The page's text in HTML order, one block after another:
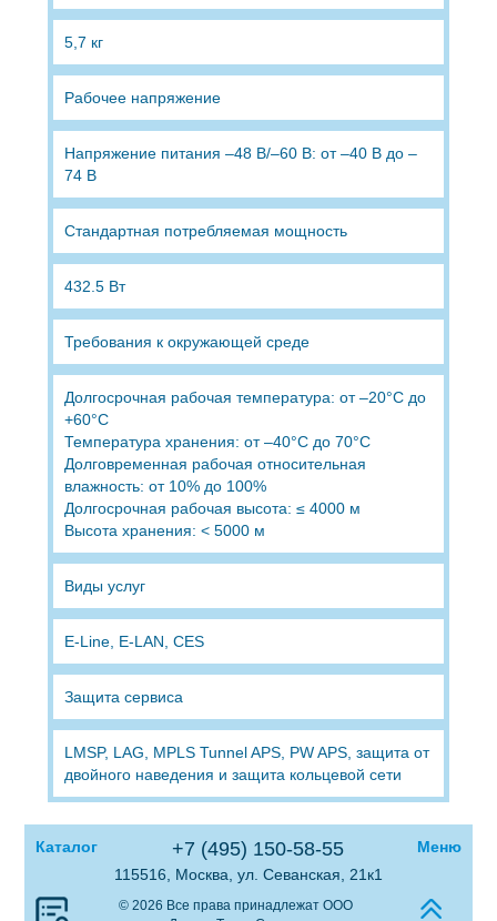
5,7 кг
Рабочее напряжение
Напряжение питания –48 В/–60 В: от –40 В до –
74 В
Стандартная потребляемая мощность
432.5 Вт
Требования к окружающей среде
Долгосрочная рабочая температура: от –20°C до
+60°C
Температура хранения: от –40°C до 70°C
Долговременная рабочая относительная
влажность: от 10% до 100%
Долгосрочная рабочая высота: ≤ 4000 м
Высота хранения: < 5000 м
Виды услуг
E-Line, E-LAN, CES
Защита сервиса
LMSP, LAG, MPLS Tunnel APS, PW APS, защита от
двойного наведения и защита кольцевой сети
Каталог +7 (495) 150-58-55
Меню
115516, Москва, ул. Севанская, 21к1
© 2026 Все права принадлежат ООО